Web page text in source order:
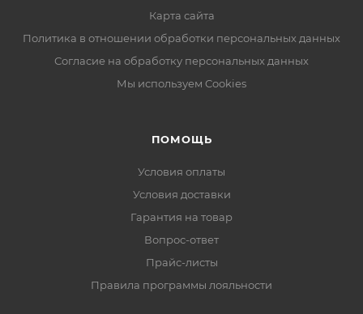
Карта сайта
Политика в отношении обработки персональных данных
Согласие на обработку персональных данных
Мы используем Cookies
ПОМОЩЬ
Условия оплаты
Условия доставки
Гарантия на товар
Вопрос-ответ
Прайс-листы
Правила программы лояльности